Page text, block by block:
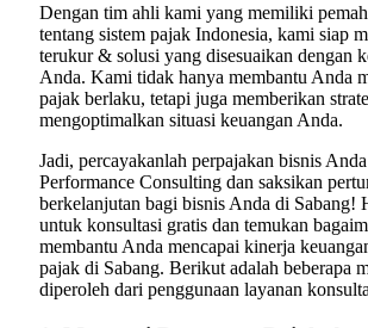
Dengan tim ahli kami yang memiliki
tentang sistem pajak Indonesia, kami siap
terukur & solusi yang disesuaikan dengan
Anda. Kami tidak hanya membantu Anda
pajak berlaku, tetapi juga memberikan
mengoptimalkan situasi keuangan Anda.
Jadi, percayakanlah perpajakan bisnis
Performance Consulting dan saksikan
berkelanjutan bagi bisnis Anda di Sabang!
untuk konsultasi gratis dan temukan
membantu Anda mencapai kinerja
pajak di Sabang. Berikut adalah beberapa
diperoleh dari penggunaan layanan